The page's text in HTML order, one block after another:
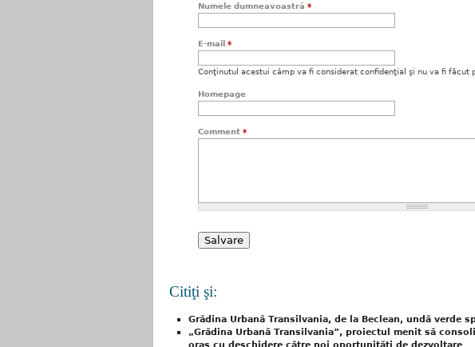
Numele dumneavoastră *
E-mail *
Conţinutul acestui câmp va fi considerat confidenţial şi nu va fi făcut
Homepage
Comment *
Citiţi şi:
Grădina Urbană Transilvania, de la Beclean, undă verde
„Grădina Urbană Transilvania”, proiectul menit să